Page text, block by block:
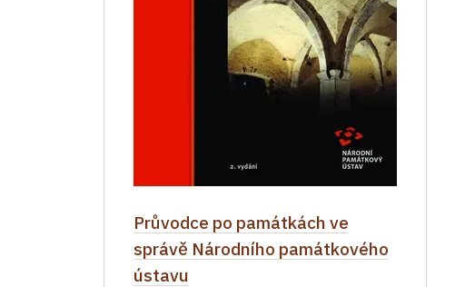
Průvodce po památkách ve
správě Národního památkového
ústavu